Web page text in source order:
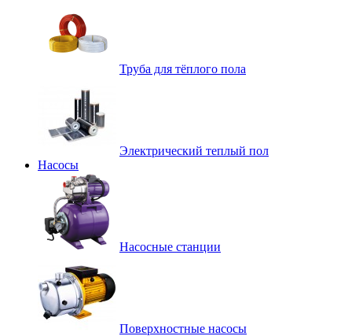
Труба для тёплого пола
Электрический теплый пол
Насосы
Насосные станции
Поверхностные насосы